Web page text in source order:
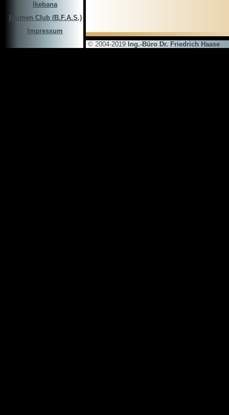
Ikebana
Blumen Club (B.F.A.S.)
Impressum
© 2004-2019 Ing.-Büro Dr. Friedrich Haase